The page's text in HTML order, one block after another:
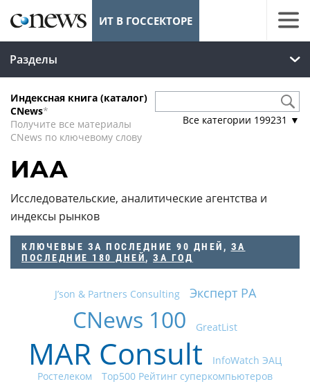
ИТ В ГОССЕКТОРЕ
Разделы
Индексная книга (каталог)
CNews*
Получите все материалы
CNews по ключевому слову
Все категории 199231 ▼
ИАА
Исследовательские, аналитические агентства и
индексы рынков
КЛЮЧЕВЫЕ ЗА ПОСЛЕДНИЕ 90 ДНЕЙ , ЗА
ПОСЛЕДНИЕ 180 ДНЕЙ, ЗА ГОД
J’son & Partners Consulting Эксперт РА
CNews 100 GreatList
MAR Consult
InfoWatch ЭАЦ
Ростелеком
Top500 Рейтинг суперкомпьютеров